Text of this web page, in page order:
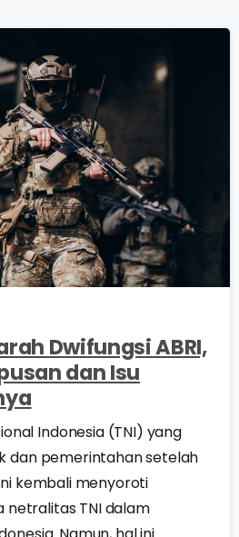
0
Dwifungsi ABRI,
dan Isu
Indonesia (TNI) yang
dan pemerintahan setelah
kembali menyoroti
netralitas TNI dalam